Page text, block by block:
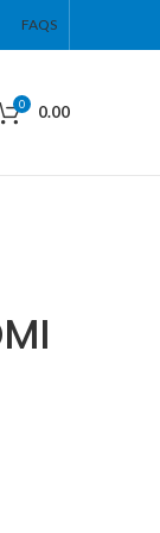
FAQS
0 0.00